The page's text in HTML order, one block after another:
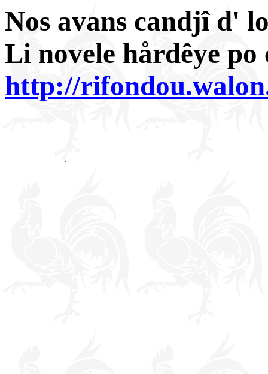
Nos avans candjî d'
Li novele hårdêye po
http://